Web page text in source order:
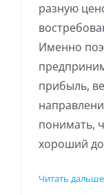
разную
Именно
прибыль,
понимать,
хороший
Читать дальше